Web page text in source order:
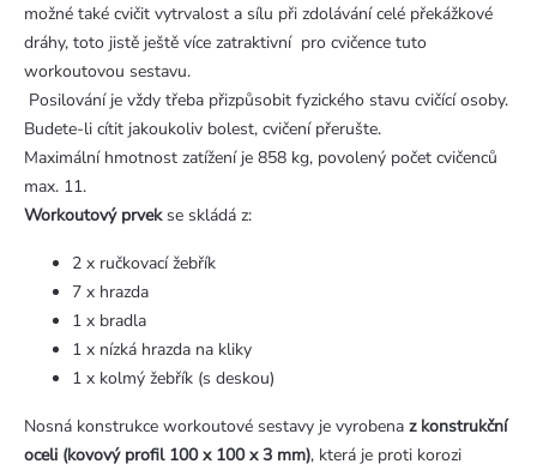
možné také cvičit vytrvalost a sílu při zdolávání celé překážkové
dráhy, toto jistě ještě více zatraktivní pro cvičence tuto
workoutovou sestavu.
Posilování je vždy třeba přizpůsobit fyzického stavu cvičící osoby.
Budete-li cítit jakoukoliv bolest, cvičení přerušte.
Maximální hmotnost zatížení je 858 kg, povolený počet cvičenců
max. 11.
Workoutový prvekse skládá z:
2 x ručkovací žebřík
7 x hrazda
1 x bradla
1 x nízká hrazda na kliky
1 x kolmý žebřík (s deskou)
Nosná konstrukce workoutové sestavy je vyrobena z konstrukční
oceli (kovový profil 100 x 100 x 3 mm), která je proti korozi